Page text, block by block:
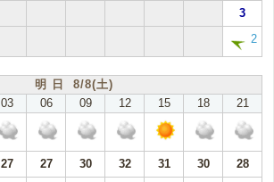
3
2
明 日 8/8(土)
03 06 09 12 15 18 21
27 27 30 32 31 30
28